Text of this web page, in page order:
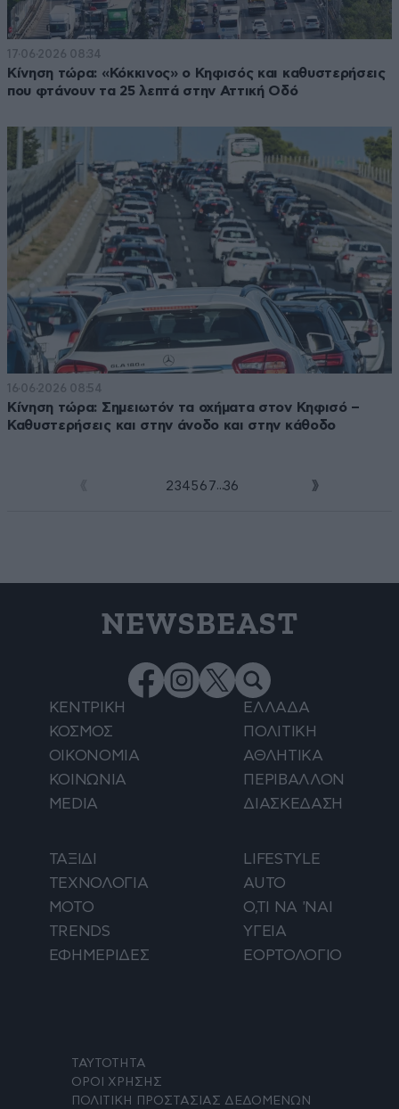
17·06·2026 08:34
Κίνηση τώρα: «Κόκκινος» ο Κηφισός και καθυστερήσεις
που φτάνουν τα 25 λεπτά στην Αττική Οδό
16·06·2026 08:54
Κίνηση τώρα: Σημειωτόν τα οχήματα στον Κηφισό –
Καθυστερήσεις και στην άνοδο και στην κάθοδο
234 5 6 7...36
NEWSBEAST
ΚΕΝΤΡΙΚΗ
ΕΛΛΑΔΑ
ΚΟΣΜΟΣ
ΠΟΛΙΤΙΚΗ
ΟΙΚΟΝΟΜΙΑ
ΑΘΛΗΤΙΚΑ
ΚΟΙΝΩΝΙΑ
ΠΕΡΙΒΑΛΛΟΝ
MEDIA
ΔΙΑΣΚΕΔΑΣΗ
ΤΑΞΙΔΙ
LIFESTYLE
ΤΕΧΝΟΛΟΓΙΑ
AUTO
ΜΟΤΟ
Ο,ΤΙ ΝΑ 'ΝΑΙ
TRENDS
ΥΓΕΙΑ
ΕΦΗΜΕΡΙΔΕΣ
ΕΟΡΤΟΛΟΓΙΟ
ΤΑΥΤΟΤΗΤΑ
ΟΡΟΙ ΧΡΗΣΗΣ
ΠΟΛΙΤΙΚΗ ΠΡΟΣΤΑΣΙΑΣ ΔΕΔΟΜΕΝΩΝ